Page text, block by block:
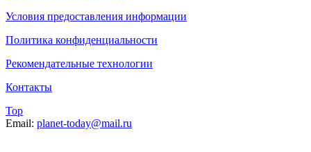
Условия предоставления информации
Политика конфиденциальности
Рекомендательные технологии
Контакты
Top
Email: planet-today@mail.ru